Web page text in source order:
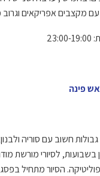
מקצבים אפריקאים
פינה
חשוב עם סוריה
לסיורי מורשת